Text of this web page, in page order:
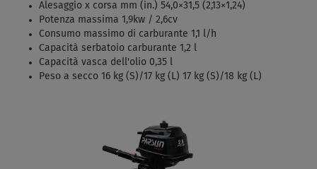
Alesaggio x corsa mm (in.) 54,0×31,5 (2,13×1,24)
Potenza massima 1,9kw / 2,6cv
Consumo massimo di carburante 1,1 l/h
Capacità serbatoio carburante 1,2 l
Capacità vasca dell'olio 0,35 l
Peso a secco 16 kg (S)/17 kg (L) 17 kg (S)/18 kg (L)